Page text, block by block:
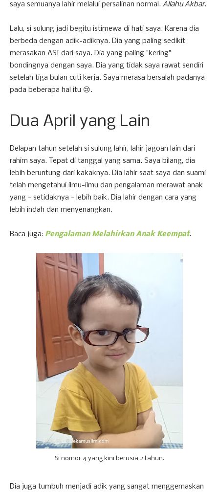
saya semuanya lahir melalui persalinan normal. Allahu Akbar.
Lalu, si sulung jadi begitu istimewa di hati saya. Karena dia
berbeda dengan adik-adiknya. Dia yang paling sedikit
merasakan ASI dari saya. Dia yang paling "kering"
bondingnya dengan saya. Dia yang tidak saya rawat sendiri
setelah tiga bulan cuti kerja. Saya merasa bersalah padanya
pada beberapa hal itu 😢.
Dua April yang Lain
Delapan tahun setelah si sulung lahir, lahir jagoan lain dari
rahim saya. Tepat di tanggal yang sama. Saya bilang, dia
lebih beruntung dari kakaknya. Dia lahir saat saya dan suami
telah mengetahui ilmu-ilmu dan pengalaman merawat anak
yang - setidaknya - lebih baik. Dia lahir dengan cara yang
lebih indah dan menyenangkan.
Baca juga: Pengalaman Melahirkan Anak Keempat.
Si nomor 4 yang kini berusia 2 tahun.
Dia juga tumbuh menjadi adik yang sangat menggemaskan